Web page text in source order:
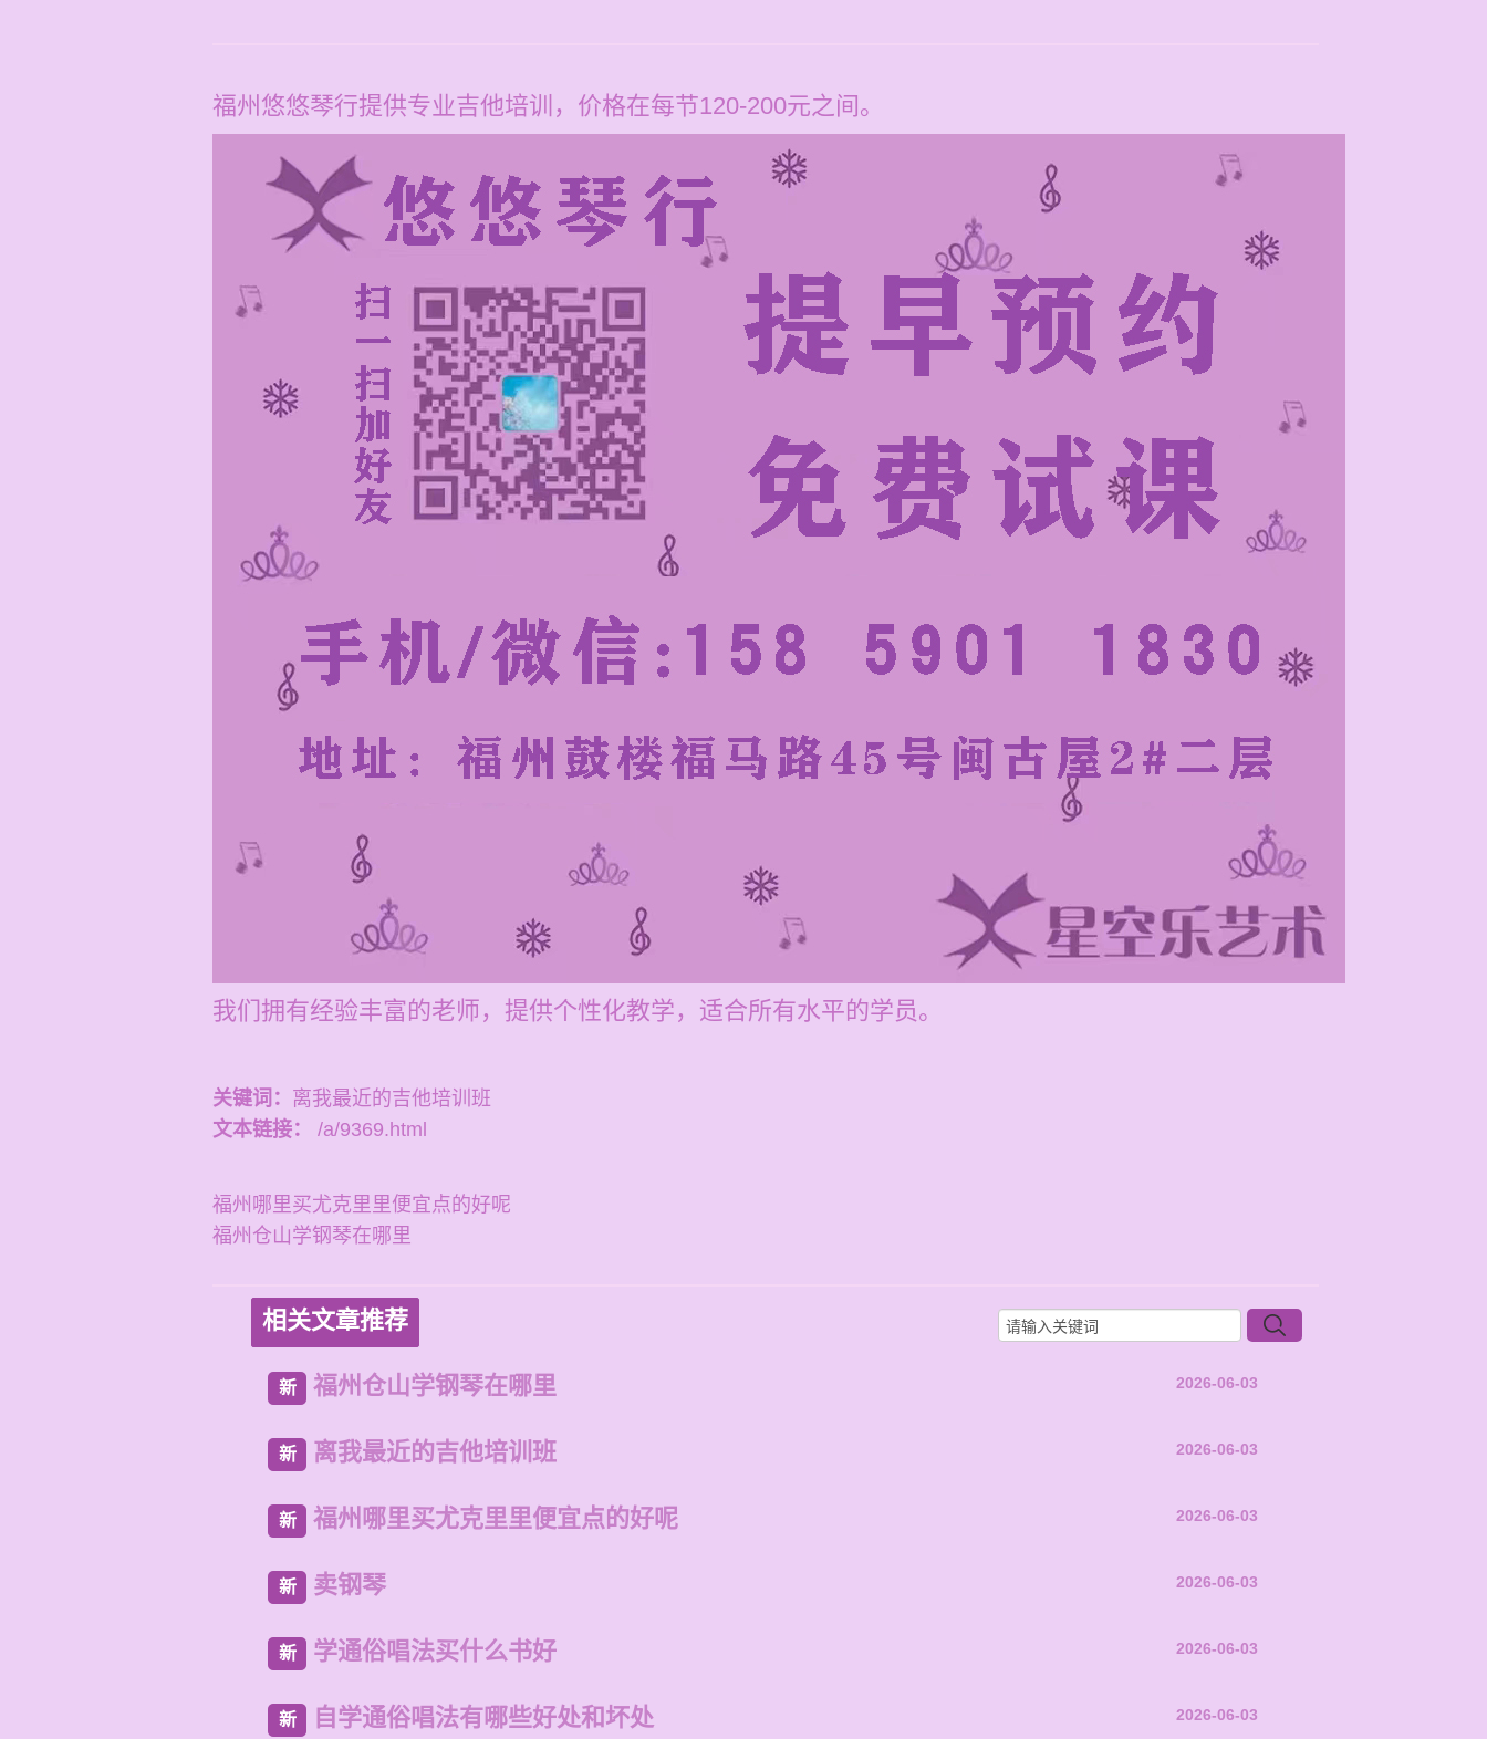
福州悠悠琴行提供专业吉他培训，价格在每节120-200元之间。
我们拥有经验丰富的老师，提供个性化教学，适合所有水平的学员。
关键词： 离我最近的吉他培训班
文本链接：
/a/9369.html
福州哪里买尤克里里便宜点的好呢
福州仓山学钢琴在哪里
相关文章推荐
新 福州仓山学钢琴在哪里 2026-06-03
新 离我最近的吉他培训班 2026-06-03
新 福州哪里买尤克里里便宜点的好呢 2026-06-03
新 卖钢琴 2026-06-03
新 学通俗唱法买什么书好 2026-06-03
新 自学通俗唱法有哪些好处和坏处 2026-06-03